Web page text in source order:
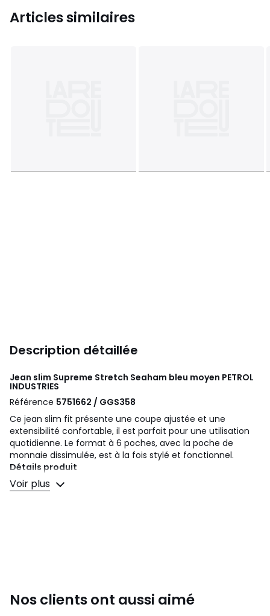
Articles similaires
Description détaillée
Jean slim Supreme Stretch Seaham bleu moyen PETROL
INDUSTRIES
Référence 5751662 / GGS358
Ce jean slim fit présente une coupe ajustée et une
extensibilité confortable, il est parfait pour une utilisation
quotidienne. Le format à 6 poches, avec la poche de
monnaie dissimulée, est à la fois stylé et fonctionnel.
Détails produit
• Slim
• Taille standard
Longueur 32, Taille 29 (US) - Longueur 30, Taille 29 (US) -
Voir plus
Nos clients ont aussi aimé